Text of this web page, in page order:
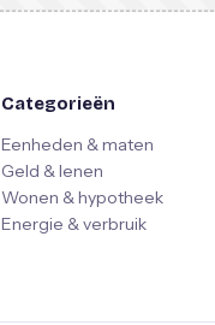
Categorieën
Eenheden & maten
Geld & lenen
Wonen & hypotheek
Energie & verbruik